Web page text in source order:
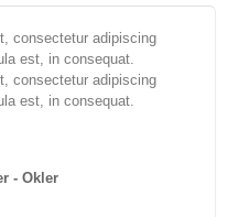
consectetur adipiscing
est, in consequat.
consectetur adipiscing
est, in consequat.
- Okler